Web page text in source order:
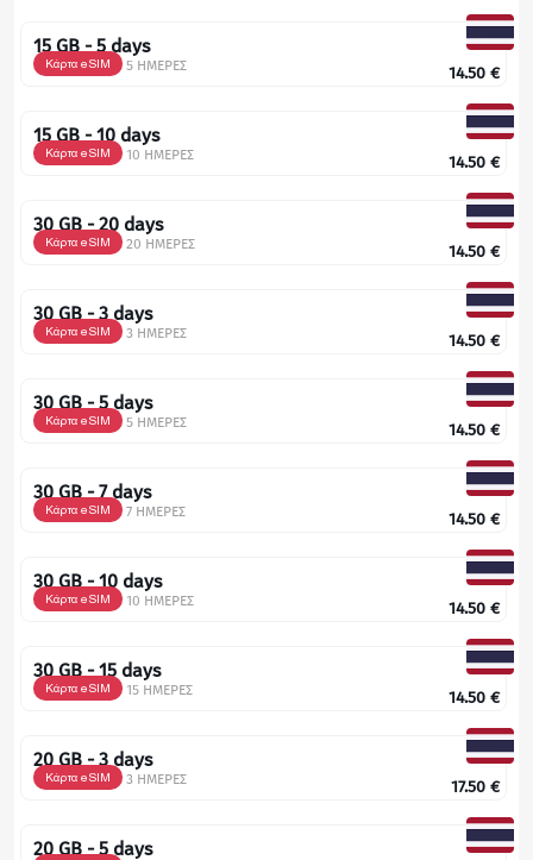
15 GB - 5 days
Κάρτα eSIM 5 ΗΜΕΡΕΣ 14.50 €
15 GB - 10 days
Κάρτα eSIM 10 ΗΜΕΡΕΣ 14.50 €
30 GB - 20 days
Κάρτα eSIM 20 ΗΜΕΡΕΣ 14.50 €
30 GB - 3 days
Κάρτα eSIM 3 ΗΜΕΡΕΣ 14.50 €
30 GB - 5 days
Κάρτα eSIM 5 ΗΜΕΡΕΣ 14.50 €
30 GB - 7 days
Κάρτα eSIM 7 ΗΜΕΡΕΣ 14.50 €
30 GB - 10 days
Κάρτα eSIM 10 ΗΜΕΡΕΣ 14.50 €
30 GB - 15 days
Κάρτα eSIM 15 ΗΜΕΡΕΣ 14.50 €
20 GB - 3 days
Κάρτα eSIM 3 ΗΜΕΡΕΣ 17.50 €
20 GB - 5 days